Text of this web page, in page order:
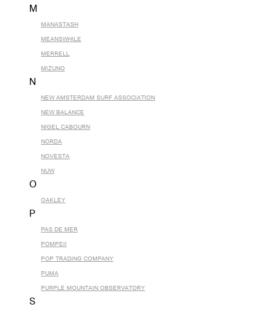
M
MANASTASH
MEANSWHILE
MERRELL
MIZUNO
N
NEW AMSTERDAM SURF ASSOCIATION
NEW BALANCE
NIGEL CABOURN
NORDA
NOVESTA
NUW
O
OAKLEY
P
PAS DE MER
POMPEII
POP TRADING COMPANY
PUMA
PURPLE MOUNTAIN OBSERVATORY
S